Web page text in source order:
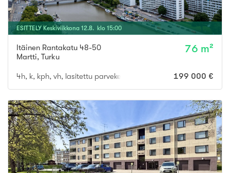
ESITTELY Keskiviikkona 12.8. klo 15:00
Itäinen Rantakatu 48-50
Martti, Turku
76 m²
4h, k, kph, vh, lasitettu parveke 199 000 €